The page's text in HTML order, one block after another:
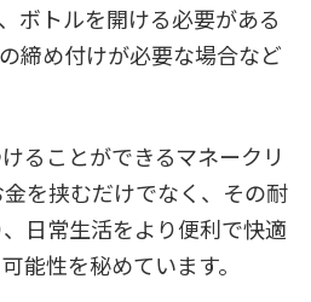
ボトルを開ける必要がある
締め付けが必要な場合など
ることができるマネークリ
を挟むだけでなく、その耐
日常生活をより便利で快適
能性を秘めています。